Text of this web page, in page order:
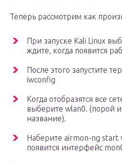
Теперь рассмотрим как
При запуске Kаli Linux
ждите, когда появится
После этого запустите
iwconfig
Когда отобразятся все
выберите wlan0. (порой
название).
Наберите airmon-ng start
появится интерфейс